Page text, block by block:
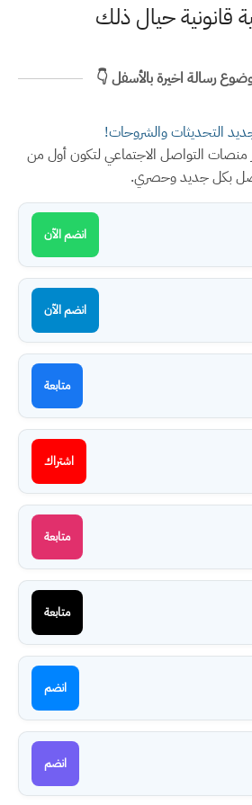
قانونية حيال ذلك
رسالة اخيرة بالأسفل 👇
التحديثات والشروحات!
منصات التواصل الاجتماعي لتكون أول من
بكل جديد وحصري.
انضم الآن
انضم الآن
متابعة
اشتراك
متابعة
متابعة
انضم
انضم